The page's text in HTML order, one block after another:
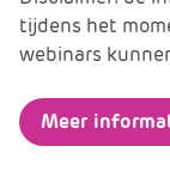
tijdens het
webinars
Meer